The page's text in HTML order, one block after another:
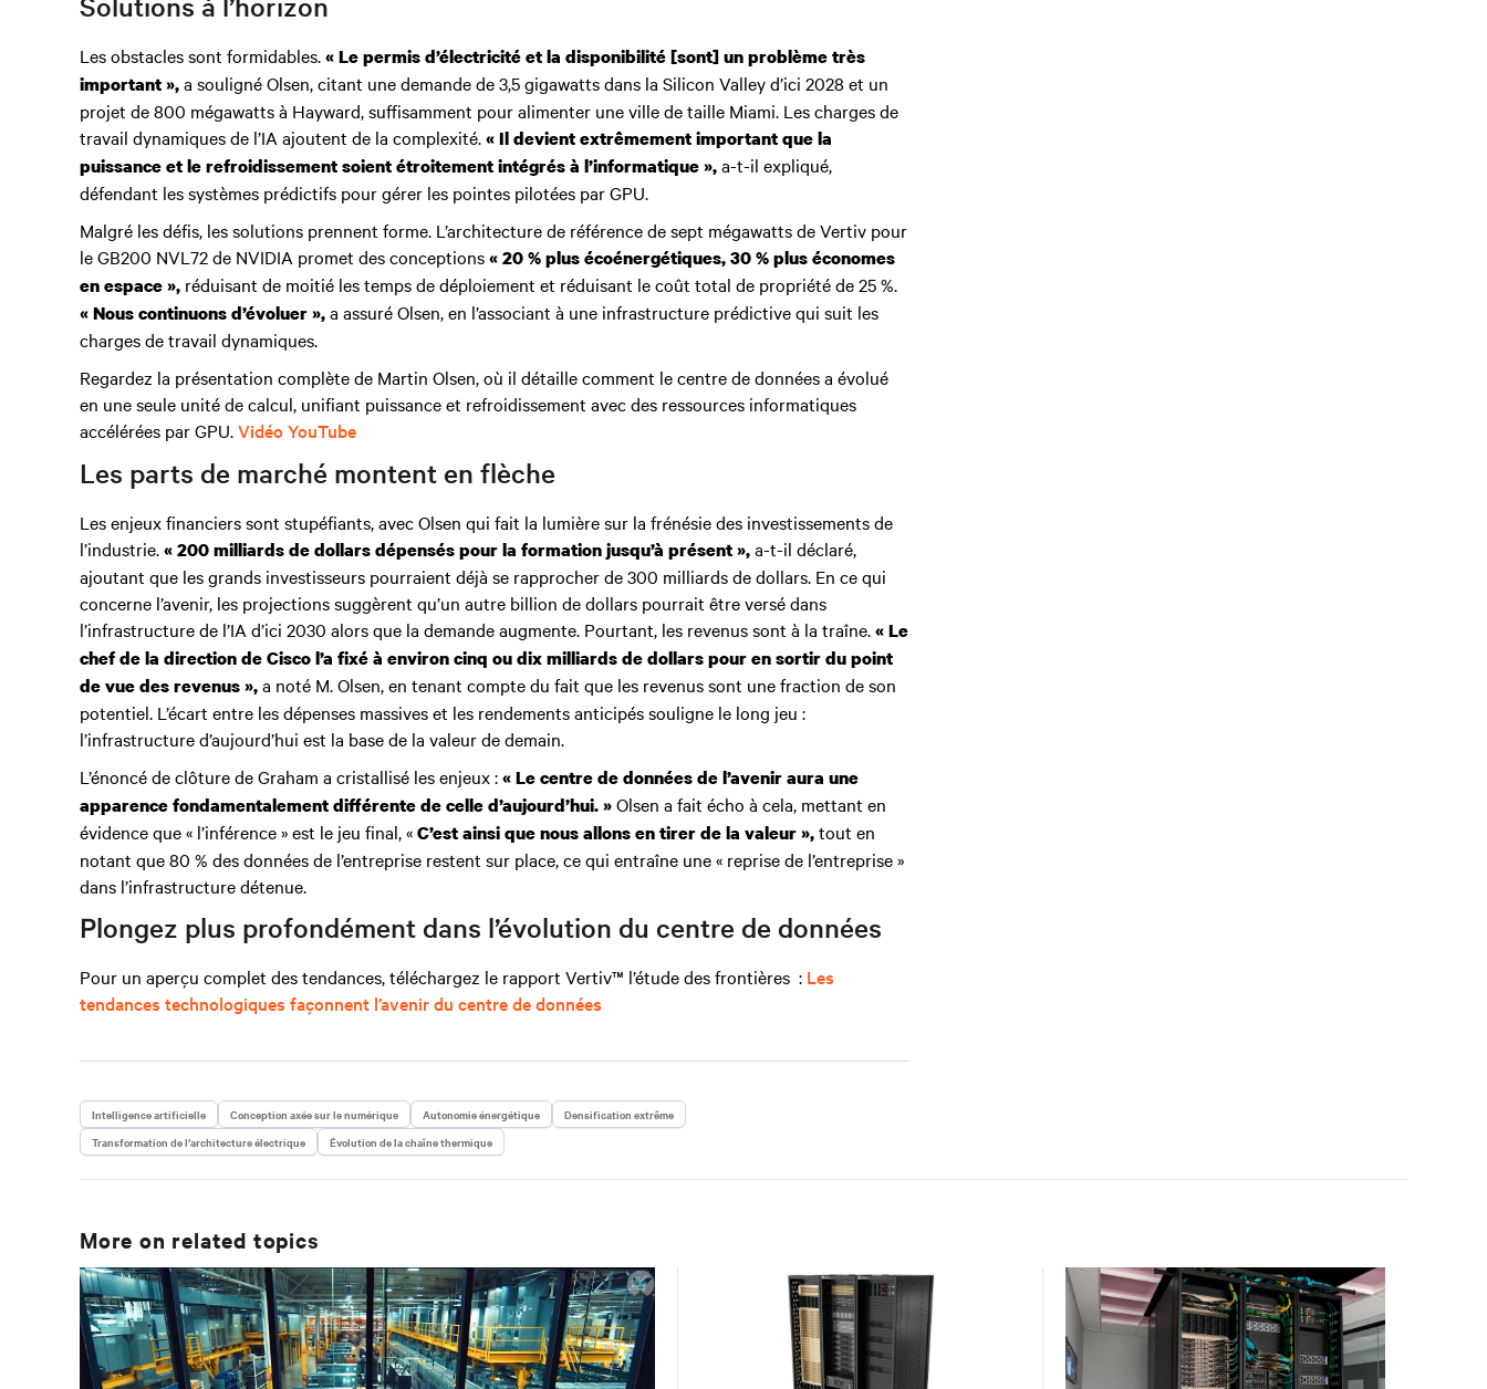
Les obstacles sont formidables.« Le permis d’électricité et la disponibilité [sont] un problème très
important »,a souligné Olsen, citant une demande de 3,5 gigawatts dans la Silicon Valley d’ici 2028 et un
projet de 800 mégawatts à Hayward, suffisamment pour alimenter une ville de taille Miami. Les charges de
travail dynamiques de l’IA ajoutent de la complexité.« Il devient extrêmement important que la
puissance et le refroidissement soient étroitement intégrés à l’informatique »,a-t-il expliqué,
défendant les systèmes prédictifs pour gérer les pointes pilotées par GPU.
Malgré les défis, les solutions prennent forme. L’architecture de référence de sept mégawatts de Vertiv pour
le GB200 NVL72 de NVIDIA promet des conceptions« 20 % plus écoénergétiques, 30 % plus économes
en espace », réduisant de moitié les temps de déploiement et réduisant le coût total de propriété de 25 %.
« Nous continuons d’évoluer »,a assuré Olsen, en l’associant à une infrastructure prédictive qui suit les
charges de travail dynamiques.
Regardez la présentation complète de Martin Olsen, où il détaille comment le centre de données a évolué
en une seule unité de calcul, unifiant puissance et refroidissement avec des ressources informatiques
accélérées par GPU.Vidéo YouTube
Les parts de marché montent en flèche
Les enjeux financiers sont stupéfiants, avec Olsen qui fait la lumière sur la frénésie des investissements de
l’industrie.« 200 milliards de dollars dépensés pour la formation jusqu’à présent »,a-t-il déclaré,
ajoutant que les grands investisseurs pourraient déjà se rapprocher de 300 milliards de dollars. En ce qui
concerne l’avenir, les projections suggèrent qu’un autre billion de dollars pourrait être versé dans
l’infrastructure de l’IA d’ici 2030 alors que la demande augmente. Pourtant, les revenus sont à la traîne.« Le
chef de la direction de Cisco l’a fixé à environ cinq ou dix milliards de dollars pour en sortir du point
de vue des revenus »,a noté M. Olsen, en tenant compte du fait que les revenus sont une fraction de son
potentiel. L’écart entre les dépenses massives et les rendements anticipés souligne le long jeu :
l’infrastructure d’aujourd’hui est la base de la valeur de demain.
L’énoncé de clôture de Graham a cristallisé les enjeux :« Le centre de données de l’avenir aura une
apparence fondamentalement différente de celle d’aujourd’hui. »Olsen a fait écho à cela, mettant en
évidence que « l’inférence » est le jeu final, «C’est ainsi que nous allons en tirer de la valeur »,tout en
notant que 80 % des données de l’entreprise restent sur place, ce qui entraîne une « reprise de l’entreprise »
dans l’infrastructure détenue.
Plongez plus profondément dans l’évolution du centre de données
Pour un aperçu complet des tendances, téléchargez le rapport Vertiv™ l’étude des frontières : Les
tendances technologiques façonnent l’avenir du centre de données
Intelligence artificielle Conception axée sur le numérique Autonomie énergétique
Densification extrême
Transformation de l’architecture électrique
Évolution de la chaîne thermique
More on related topics